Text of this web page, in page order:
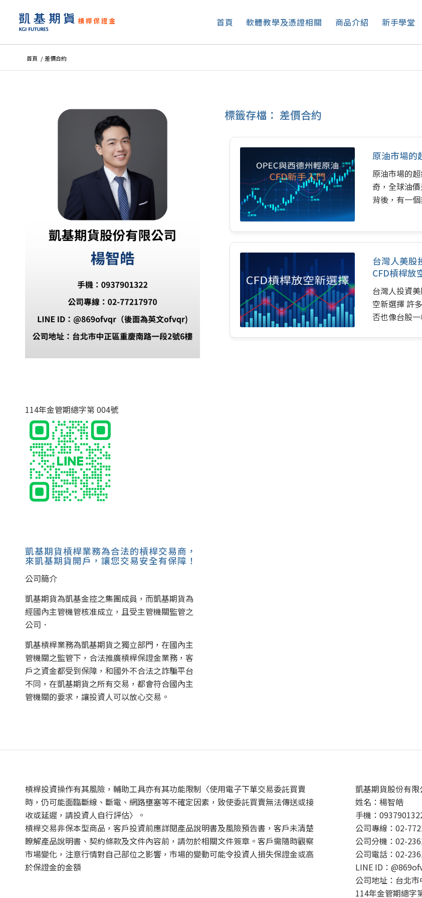
首頁 軟體教學及憑證相關 商品介紹 新手學堂
首頁 / 差價合約
標籤存檔：差價合約
原油市場的
原油市場的
奇，全球油
背後，有一
台灣人美股
CFD槓桿放
台灣人投資
空新選擇 許
否也像台股
114年金管期總字第 004號
凱基期貨槓桿業務為合法的槓桿交易商，
來凱基期貨開戶，讓您交易安全有保障！
公司簡介
凱基期貨為凱基金控之集團成員，而凱基期貨為
經國內主管機管核准成立，且受主管機關監管之
公司．
凱基槓桿業務為凱基期貨之獨立部門，在國內主
管機關之監管下，合法推廣槓桿保證金業務，客
戶之資金都受到保障，和國外不合法之詐騙平台
不同，在凱基期貨之所有交易，都會符合國內主
管機關的要求，讓投資人可以放心交易。
槓桿投資操作有其風險，輔助工具亦有其功能限制〈使用電子下單交易委託買賣
時，仍可能面臨斷線、斷電、網路壅塞等不確定因素，致使委託買賣無法傳送或接
收或延遲，請投資人自行評估〉。
槓桿交易非保本型商品，客戶投資前應詳閱產品說明書及風險預告書，客戶未清楚
瞭解產品說明書、契約條款及文件內容前，請勿於相關文件簽章。客戶需隨時觀察
市場變化，注意行情對自己部位之影響，市場的變動可能令投資人損失保證金或高
於保證金的金額
凱基期貨股份有限
姓名：楊智皓
手機：
公司專線：02-
公司分機：02-
公司電話：02-
LINE ID：
公司地址：台北
114年金管期總字